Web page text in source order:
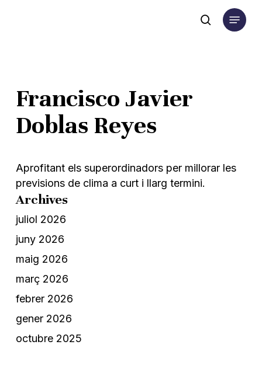
search
Menu
Francisco Javier
Doblas Reyes
Aprofitant els superordinadors per millorar les
previsions de clima a curt i llarg termini.
Archives
juliol 2026
juny 2026
maig 2026
març 2026
febrer 2026
gener 2026
octubre 2025